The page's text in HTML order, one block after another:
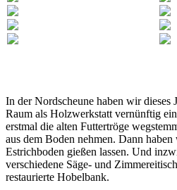
In der Nordscheune haben wir dieses
Raum als Holzwerkstatt vernünftig
erstmal die alten Futtertröge
aus dem Boden nehmen. Dann
Estrichboden gießen lassen. Und
verschiedene Säge- und
restaurierte Hobelbank.